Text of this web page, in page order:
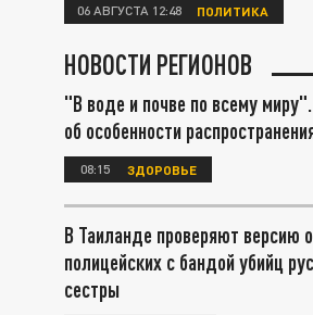
06 АВГУСТА 12:48 ПОЛИТИКА
НОВОСТИ РЕГИОНОВ
"В воде и почве по всему
об особенности
08:15 ЗДОРОВЬЕ
В Таиланде проверяют версию
полицейских с бандой убийц
сестры